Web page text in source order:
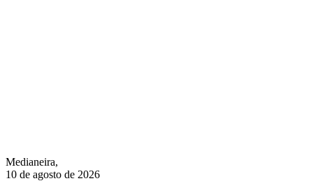
Medianeira,
10 de agosto de 2026